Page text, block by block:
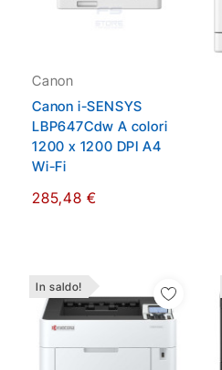
Canon
Canon i-SENSYS
LBP647Cdw A colori
1200 x 1200 DPI A4
Wi-Fi
285,48 €
In saldo!